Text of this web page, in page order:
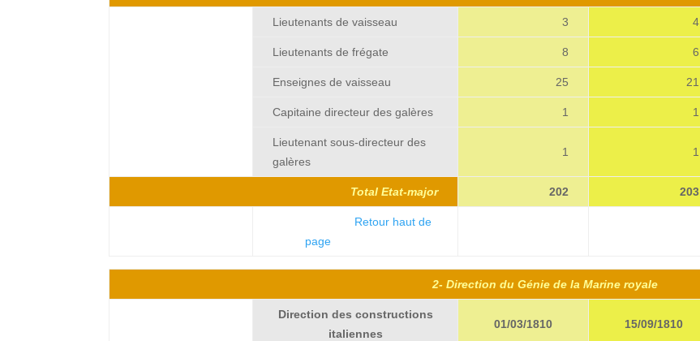
Lieutenants de vaisseau 3 4
Lieutenants de frégate 8 6
Enseignes de vaisseau 25 21
Capitaine directeur des galères 1 1
Lieutenant sous-directeur des
galères
1 1
Total Etat-major 202 203
Retour haut de
page
2- Direction du Génie de la Marine royale
Direction des constructions
italiennes
01/03/1810 15/09/1810